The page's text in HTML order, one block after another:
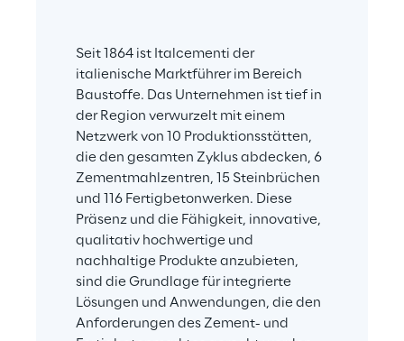
Seit 1864 ist Italcementi der
italienische Marktführer im Bereich
Baustoffe. Das Unternehmen ist tief in
der Region verwurzelt mit einem
Netzwerk von 10 Produktionsstätten,
die den gesamten Zyklus abdecken, 6
Zementmahlzentren, 15 Steinbrüchen
und 116 Fertigbetonwerken. Diese
Präsenz und die Fähigkeit, innovative,
qualitativ hochwertige und
nachhaltige Produkte anzubieten,
sind die Grundlage für integrierte
Lösungen und Anwendungen, die den
Anforderungen des Zement- und